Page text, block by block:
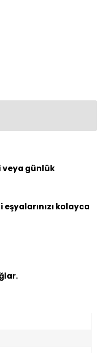
veya günlük
kolayca